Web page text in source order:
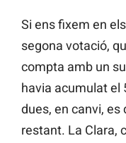
Si ens fixem en
segona votació,
compta amb un
havia acumulat el
dues, en canvi, es
restant. La Clara,